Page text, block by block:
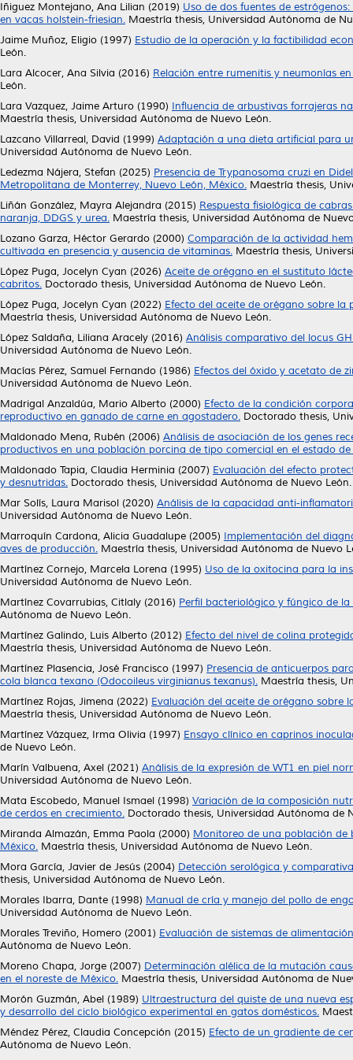
Iñiguez Montejano, Ana Lilian (2019) Uso de dos fuentes de
en vacas holstein-friesian. Maestría thesis, Universidad Autónoma de
Jaime Muñoz, Eligio (1997) Estudio de la operación y la factibilidad
León.
Lara Alcocer, Ana Silvia (2016) Relación entre rumenitis y neumonías
León.
Lara Vazquez, Jaime Arturo (1990) Influencia de arbustivas forrajeras
Maestría thesis, Universidad Autónoma de Nuevo León.
Lazcano Villarreal, David (1999) Adaptación a una dieta artificial para
Universidad Autónoma de Nuevo León.
Ledezma Nájera, Stefan (2025) Presencia de Trypanosoma cruzi en
Metropolitana de Monterrey, Nuevo León, México. Maestría thesis,
Liñán González, Mayra Alejandra (2015) Respuesta fisiológica de
naranja, DDGS y urea. Maestría thesis, Universidad Autónoma de
Lozano Garza, Héctor Gerardo (2000) Comparación de la actividad
cultivada en presencia y ausencia de vitaminas. Maestría thesis,
López Puga, Jocelyn Cyan (2026) Aceite de orégano en el sustituto
cabritos. Doctorado thesis, Universidad Autónoma de Nuevo León.
López Puga, Jocelyn Cyan (2022) Efecto del aceite de orégano sobre
Maestría thesis, Universidad Autónoma de Nuevo León.
López Saldaña, Liliana Aracely (2016) Análisis comparativo del locus
Universidad Autónoma de Nuevo León.
Macías Pérez, Samuel Fernando (1986) Efectos del óxido y acetato de
Universidad Autónoma de Nuevo León.
Madrigal Anzaldúa, Mario Alberto (2000) Efecto de la condición
reproductivo en ganado de carne en agostadero. Doctorado thesis,
Maldonado Mena, Rubén (2006) Análisis de asociación de los genes
productivos en una población porcina de tipo comercial en el estado
Maldonado Tapia, Claudia Herminia (2007) Evaluación del efecto
y desnutridas. Doctorado thesis, Universidad Autónoma de Nuevo León.
Mar Solís, Laura Marisol (2020) Análisis de la capacidad anti-
Universidad Autónoma de Nuevo León.
Marroquín Cardona, Alicia Guadalupe (2005) Implementación del
aves de producción. Maestría thesis, Universidad Autónoma de Nuevo
Martínez Cornejo, Marcela Lorena (1995) Uso de la oxitocina para la
Universidad Autónoma de Nuevo León.
Martínez Covarrubias, Citlaly (2016) Perfil bacteriológico y fúngico de
Autónoma de Nuevo León.
Martínez Galindo, Luis Alberto (2012) Efecto del nivel de colina
Maestría thesis, Universidad Autónoma de Nuevo León.
Martínez Plasencia, José Francisco (1997) Presencia de anticuerpos
cola blanca texano (Odocoileus virginianus texanus). Maestría thesis,
Martínez Rojas, Jimena (2022) Evaluación del aceite de orégano sobre
Maestría thesis, Universidad Autónoma de Nuevo León.
Martínez Vázquez, Irma Olivia (1997) Ensayo clínico en caprinos
de Nuevo León.
Marín Valbuena, Axel (2021) Análisis de la expresión de WT1 en piel
Universidad Autónoma de Nuevo León.
Mata Escobedo, Manuel Ismael (1998) Variación de la composición
de cerdos en crecimiento. Doctorado thesis, Universidad Autónoma de
Miranda Almazán, Emma Paola (2000) Monitoreo de una población de
México. Maestría thesis, Universidad Autónoma de Nuevo León.
Mora García, Javier de Jesús (2004) Detección serológica y
thesis, Universidad Autónoma de Nuevo León.
Morales Ibarra, Dante (1998) Manual de cría y manejo del pollo de
Universidad Autónoma de Nuevo León.
Morales Treviño, Homero (2001) Evaluación de sistemas de
Autónoma de Nuevo León.
Moreno Chapa, Jorge (2007) Determinación alélica de la mutación
en el noreste de México. Maestría thesis, Universidad Autónoma de
Morón Guzmán, Abel (1989) Ultraestructura del quiste de una nueva
y desarrollo del ciclo biológico experimental en gatos domésticos.
Méndez Pérez, Claudia Concepción (2015) Efecto de un gradiente de
Autónoma de Nuevo León.